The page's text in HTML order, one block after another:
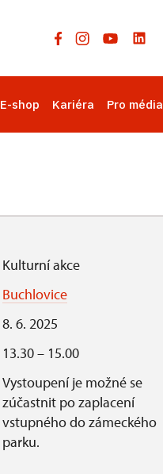
E-shop Kariéra Pro média
Kulturní akce
Buchlovice
8. 6. 2025
13.30 – 15.00
Vystoupení je možné se
zúčastnit po zaplacení
vstupného do zámeckého
parku.